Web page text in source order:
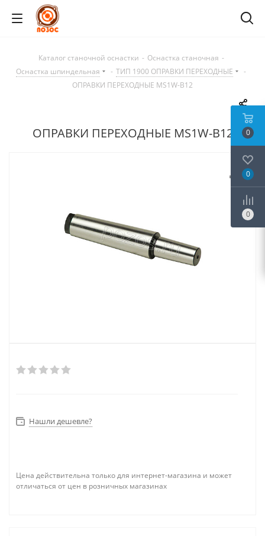
Каталог станочной оснастки - Оснастка станочная -
Оснастка шпиндельная
- ТИП 1900 ОПРАВКИ ПЕРЕХОДНЫЕ
-
ОПРАВКИ ПЕРЕХОДНЫЕ MS1W-B12
ОПРАВКИ ПЕРЕХОДНЫЕ MS1W-B12
Нашли дешевле?
Цена действительна только для интернет-магазина и может
отличаться от цен в розничных магазинах
0
0
0